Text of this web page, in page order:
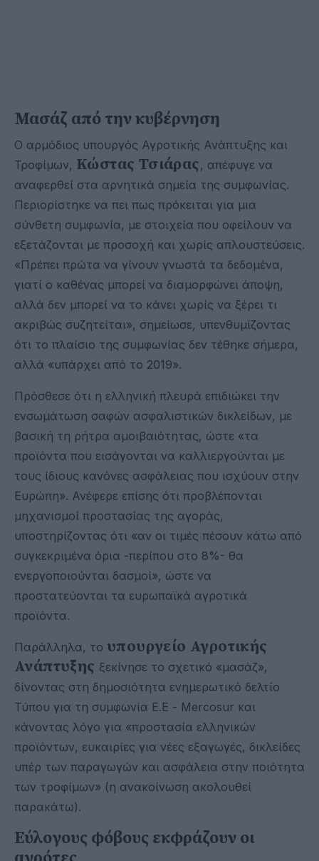
Μασάζ από την κυβέρνηση
Ο αρμόδιος υπουργός Αγροτικής Ανάπτυξης και
Τροφίμων, Κώστας Τσιάρας , απέφυγε να
αναφερθεί στα αρνητικά σημεία της συμφωνίας.
Περιορίστηκε να πει πως πρόκειται για μια
σύνθετη συμφωνία, με στοιχεία που οφείλουν να
εξετάζονται με προσοχή και χωρίς απλουστεύσεις.
«Πρέπει πρώτα να γίνουν γνωστά τα δεδομένα,
γιατί ο καθένας μπορεί να διαμορφώνει άποψη,
αλλά δεν μπορεί να το κάνει χωρίς να ξέρει τι
ακριβώς συζητείται», σημείωσε, υπενθυμίζοντας
ότι το πλαίσιο της συμφωνίας δεν τέθηκε σήμερα,
αλλά «υπάρχει από το 2019».
Πρόσθεσε ότι η ελληνική πλευρά επιδιώκει την
ενσωμάτωση σαφών ασφαλιστικών δικλείδων, με
βασική τη ρήτρα αμοιβαιότητας, ώστε «τα
προϊόντα που εισάγονται να καλλιεργούνται με
τους ίδιους κανόνες ασφάλειας που ισχύουν στην
Ευρώπη». Ανέφερε επίσης ότι προβλέπονται
μηχανισμοί προστασίας της αγοράς,
υποστηρίζοντας ότι «αν οι τιμές πέσουν κάτω από
συγκεκριμένα όρια -περίπου στο 8%- θα
ενεργοποιούνται δασμοί», ώστε να
προστατεύονται τα ευρωπαϊκά αγροτικά
προϊόντα.
Παράλληλα, το υπουργείο Αγροτικής
Ανάπτυξης ξεκίνησε το σχετικό «μασάζ»,
δίνοντας στη δημοσιότητα ενημερωτικό δελτίο
Τύπου για τη συμφωνία Ε.Ε - Mercosur και
κάνοντας λόγο για «προστασία ελληνικών
προϊόντων, ευκαιρίες για νέες εξαγωγές, δικλείδες
υπέρ των παραγωγών και ασφάλεια στην ποιότητα
των τροφίμων» (η ανακοίνωση ακολουθεί
παρακάτω).
Εύλογους φόβους εκφράζουν οι